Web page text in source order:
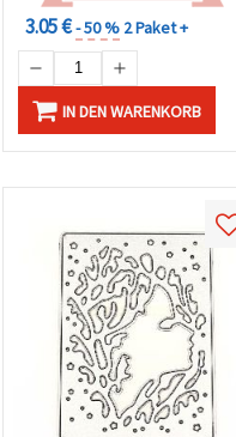
3.05 €- 50 % 2 Paket +
IN DEN WARENKORB